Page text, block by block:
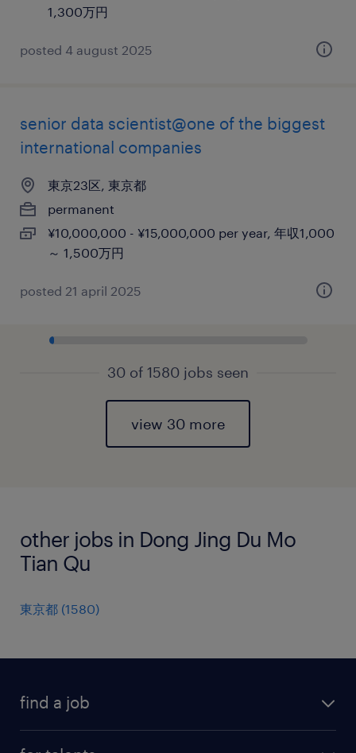
1,300万円
posted 4 august 2025
senior data scientist@one of the biggest
international companies
東京23区, 東京都
permanent
¥10,000,000 - ¥15,000,000 per year, 年収1,000
～ 1,500万円
posted 21 april 2025
30 of 1580 jobs seen
view 30 more
other jobs in Dong Jing Du Mo
Tian Qu
東京都 (1580)
find a job